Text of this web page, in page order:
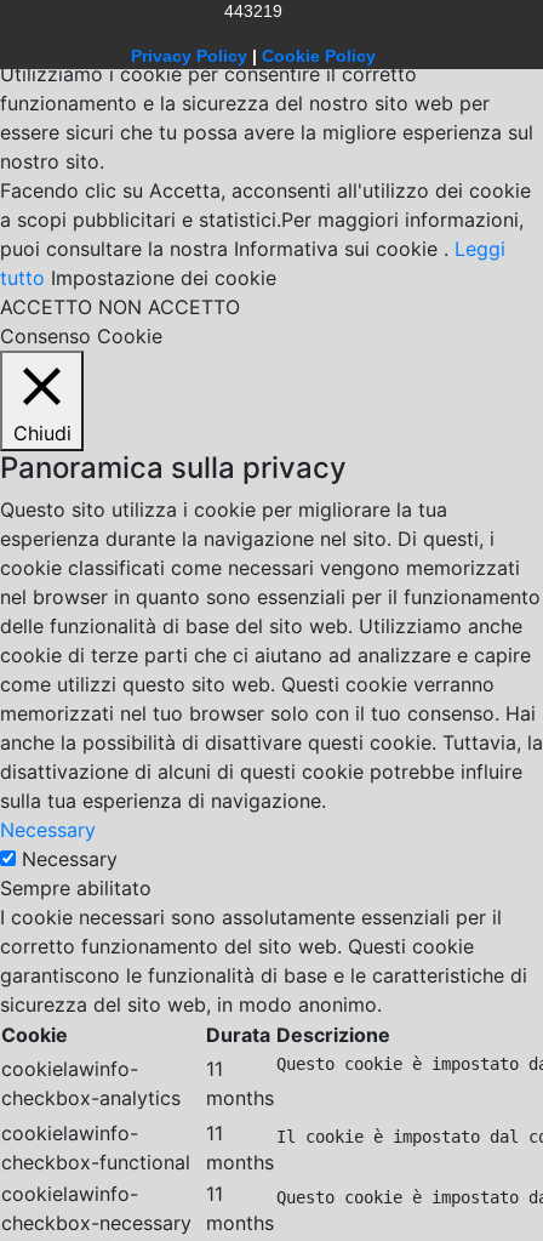
443219
Privacy Policy | Cookie Policy
Utilizziamo i cookie per consentire il corretto
funzionamento e la sicurezza del nostro sito web per
essere sicuri che tu possa avere la migliore esperienza sul
nostro sito.
Facendo clic su Accetta, acconsenti all'utilizzo dei cookie
a scopi pubblicitari e statistici.Per maggiori informazioni,
puoi consultare la nostra Informativa sui cookie . Leggi
tutto Impostazione dei cookie
ACCETTO NON ACCETTO
Consenso Cookie
Chiudi
Panoramica sulla privacy
Questo sito utilizza i cookie per migliorare la tua
esperienza durante la navigazione nel sito. Di questi, i
cookie classificati come necessari vengono memorizzati
nel browser in quanto sono essenziali per il funzionamento
delle funzionalità di base del sito web. Utilizziamo anche
cookie di terze parti che ci aiutano ad analizzare e capire
come utilizzi questo sito web. Questi cookie verranno
memorizzati nel tuo browser solo con il tuo consenso. Hai
anche la possibilità di disattivare questi cookie. Tuttavia, la
disattivazione di alcuni di questi cookie potrebbe influire
sulla tua esperienza di navigazione.
Necessary
Necessary
Sempre abilitato
I cookie necessari sono assolutamente essenziali per il
corretto funzionamento del sito web. Questi cookie
garantiscono le funzionalità di base e le caratteristiche di
sicurezza del sito web, in modo anonimo.
Cookie
Durata Descrizione
cookielawinfo-
checkbox-analytics
11
months
Questo cookie è
cookielawinfo-
checkbox-functional
11
months
Il cookie è impostato dal
cookielawinfo-
checkbox-necessary
11
months
Questo cookie è impostato